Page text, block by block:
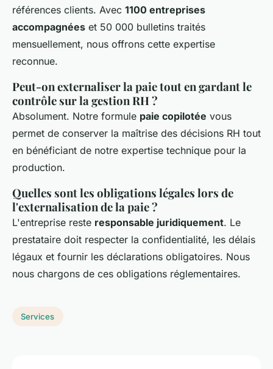
références clients. Avec 1100 entreprises
accompagnées et 50 000 bulletins traités
mensuellement, nous offrons cette expertise
reconnue.
Peut-on externaliser la paie tout en gardant le
contrôle sur la gestion RH ?
Absolument. Notre formule paie copilotée vous
permet de conserver la maîtrise des décisions RH tout
en bénéficiant de notre expertise technique pour la
production.
Quelles sont les obligations légales lors de
l'externalisation de la paie ?
L'entreprise reste responsable juridiquement. Le
prestataire doit respecter la confidentialité, les délais
légaux et fournir les déclarations obligatoires. Nous
nous chargons de ces obligations réglementaires.
Services